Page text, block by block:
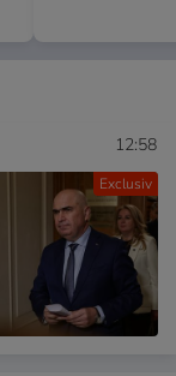
Exclusiv
12:58